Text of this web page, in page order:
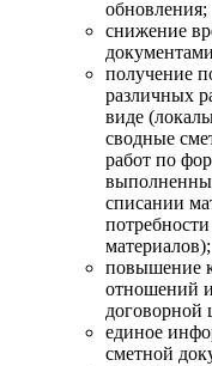
обновления;
снижение
получение
различных
виде
сводные
работ по
списании
материалов);
повышение
отношений
договорной
единое
сметной